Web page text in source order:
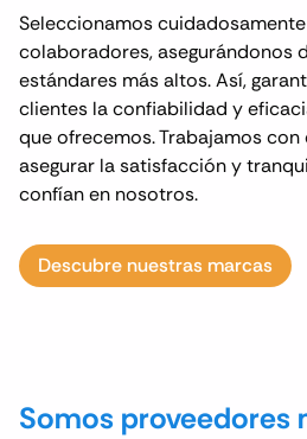
Seleccionamos
colaboradores, asegurándonos
estándares más altos. Así,
clientes la confiabilidad y
que ofrecemos. Trabajamos
asegurar la satisfacción y
confían en nosotros.
Descubre nuestras marcas
Somos proveedores